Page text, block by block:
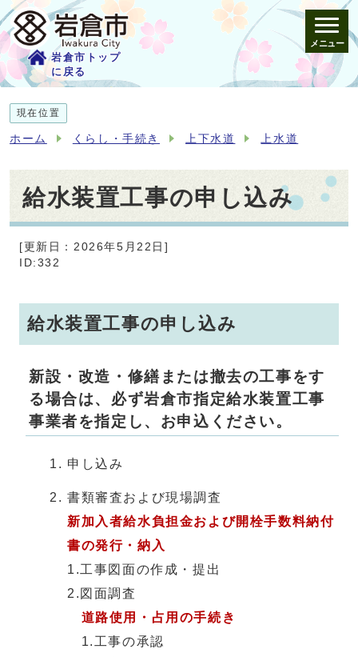
岩倉市トップ
に戻る
メニュー
現在位置
ホーム くらし・手続き 上下水道 上水道
給水装置工事の申し込み
[更新日：2026年5月22日]
ID:332
給水装置工事の申し込み
新設・改造・修繕または撤去の工事をす
る場合は、必ず岩倉市指定給水装置工事
事業者を指定し、お申込ください。
申し込み
書類審査および現場調査
新加入者給水負担金および開栓手数料納付
書の発行・納入
1.工事図面の作成・提出
2.図面調査
道路使用・占用の手続き
1.工事の承認